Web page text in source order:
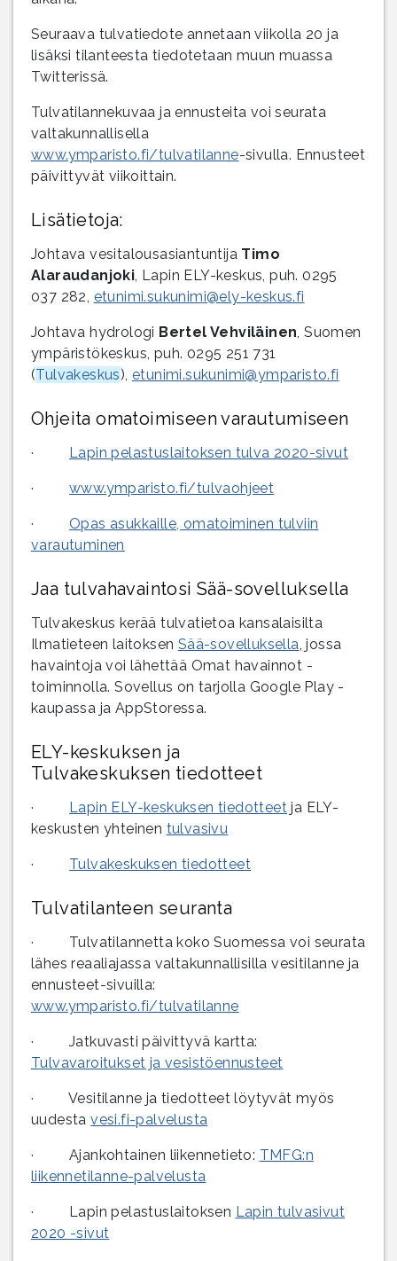
Seuraava tulvatiedote annetaan viikolla 20 ja
lisäksi tilanteesta tiedotetaan muun muassa
Twitterissä.
Tulvatilannekuvaa ja ennusteita voi seurata
valtakunnallisella
www.ymparisto.fi/tulvatilanne-sivulla. Ennusteet
päivittyvät viikoittain.
Lisätietoja:
Johtava vesitalousasiantuntija Timo
Alaraudanjoki , Lapin ELY-keskus, puh. 0295
037 282, etunimi.sukunimi@ely-keskus.fi
Johtava hydrologi Bertel Vehviläinen , Suomen
ympäristökeskus, puh. 0295 251 731
(Tulvakeskus),etunimi.sukunimi@ymparisto.fi
Ohjeita omatoimiseen varautumiseen
· Lapin pelastuslaitoksen tulva 2020-sivut
·www.ymparisto.fi/tulvaohjeet
· Opas asukkaille, omatoiminen tulviin
varautuminen
Jaa tulvahavaintosi Sää-sovelluksella
Tulvakeskus kerää tulvatietoa kansalaisilta
Ilmatieteen laitoksen Sää-sovelluksella , jossa
havaintoja voi lähettää Omat havainnot -
toiminnolla. Sovellus on tarjolla Google Play -
kaupassa ja AppStoressa.
ELY-keskuksen ja
Tulvakeskuksen tiedotteet
· Lapin ELY-keskuksen tiedotteet ja ELY-
keskusten yhteinen tulvasivu
· Tulvakeskuksen tiedotteet
Tulvatilanteen seuranta
· Tulvatilannetta koko Suomessa voi seurata
lähes reaaliajassa valtakunnallisilla vesitilanne ja
ennusteet-sivuilla:
www.ymparisto.fi/tulvatilanne
· Jatkuvasti päivittyvä kartta:
Tulvavaroitukset ja vesistöennusteet
· Vesitilanne ja tiedotteet löytyvät myös
uudestavesi.fi-palvelusta
· Ajankohtainen liikennetieto: TMFG:n
liikennetilanne-palvelusta
· Lapin pelastuslaitoksen Lapin tulvasivut
2020 -sivut